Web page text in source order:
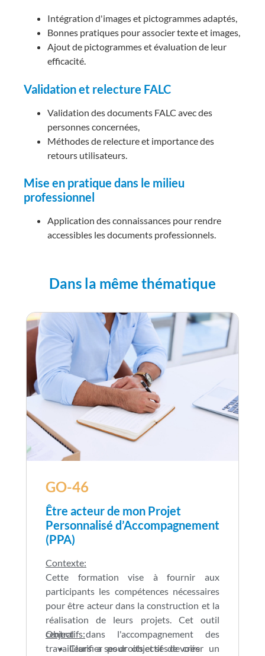
Intégration d'images et pictogrammes adaptés,
Bonnes pratiques pour associer texte et images,
Ajout de pictogrammes et évaluation de leur
efficacité.
Validation et relecture FALC
Validation des documents FALC avec des
personnes concernées,
Méthodes de relecture et importance des
retours utilisateurs.
Mise en pratique dans le milieu
professionnel
Application des connaissances pour rendre
accessibles les documents professionnels.
Dans la même thématique
GO-46
Être acteur de mon Projet
Personnalisé d’Accompagnement
(PPA)
Contexte:
Cette formation vise à fournir aux
participants les compétences nécessaires
pour être acteur dans la construction et la
réalisation de leurs projets. Cet outil
central dans l'accompagnement des
travailleurs a pour objectif de créer un
Objectifs:
Clarifier ses droits et ses devoirs